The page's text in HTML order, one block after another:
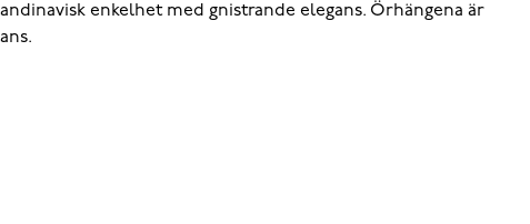
enkelhet med gnistrande elegans. Örhängena är